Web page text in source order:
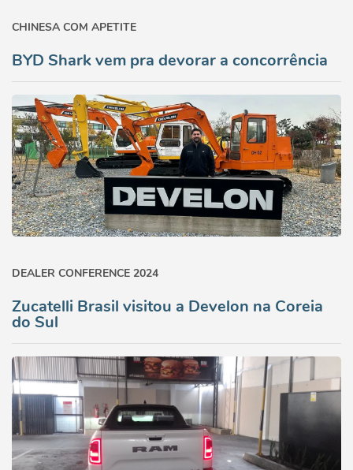
CHINESA COM APETITE
BYD Shark vem pra devorar a concorrência
DEALER CONFERENCE 2024
Zucatelli Brasil visitou a Develon na Coreia
do Sul